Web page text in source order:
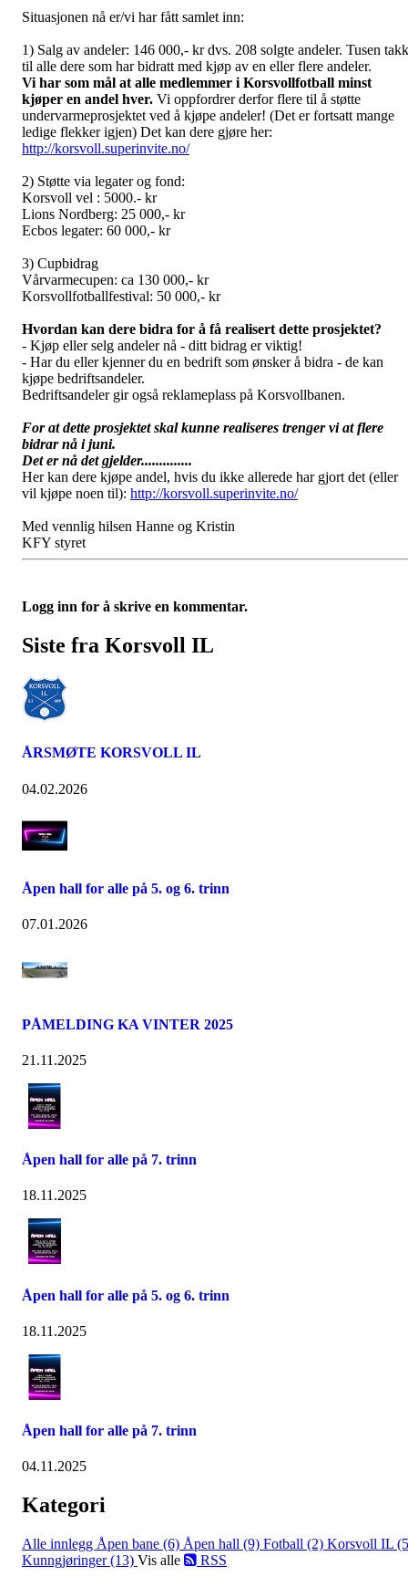
Situasjonen nå er/vi har fått samlet inn:
1) Salg av andeler: 146 000,- kr dvs. 208 solgte andeler. Tusen takk
til alle dere som har bidratt med kjøp av en eller flere andeler.
Vi har som mål at alle medlemmer i Korsvollfotball minst
kjøper en andel hver. Vi oppfordrer derfor flere til å støtte
undervarmeprosjektet ved å kjøpe andeler! (Det er fortsatt mange
ledige flekker igjen) Det kan dere gjøre her:
http://korsvoll.superinvite.no/
2) Støtte via legater og fond:
Korsvoll vel : 5000.- kr
Lions Nordberg: 25 000,- kr
Ecbos legater: 60 000,- kr
3) Cupbidrag
Vårvarmecupen: ca 130 000,- kr
Korsvollfotballfestival: 50 000,- kr
Hvordan kan dere bidra for å få realisert dette prosjektet?
- Kjøp eller selg andeler nå - ditt bidrag er viktig!
- Har du eller kjenner du en bedrift som ønsker å bidra - de kan
kjøpe bedriftsandeler.
Bedriftsandeler gir også reklameplass på Korsvollbanen.
For at dette prosjektet skal kunne realiseres trenger vi at flere
bidrar nå i juni.
Det er nå det gjelder..............
Her kan dere kjøpe andel, hvis du ikke allerede har gjort det (eller
vil kjøpe noen til): http://korsvoll.superinvite.no/
Med vennlig hilsen Hanne og Kristin
KFY styret
Logg inn for å skrive en kommentar.
Siste fra Korsvoll IL
ÅRSMØTE KORSVOLL IL
04.02.2026
Åpen hall for alle på 5. og 6. trinn
07.01.2026
PÅMELDING KA VINTER 2025
21.11.2025
Åpen hall for alle på 7. trinn
18.11.2025
Åpen hall for alle på 5. og 6. trinn
18.11.2025
Åpen hall for alle på 7. trinn
04.11.2025
Kategori
Alle innlegg Åpen bane (6) Åpen hall (9) Fotball (2) Korsvoll IL
Kunngjøringer (13) Vis alle RSS